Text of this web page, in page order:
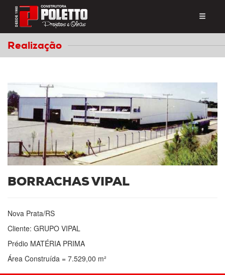
Realização
BORRACHAS VIPAL
Nova Prata/RS
Cliente: GRUPO VIPAL
Prédio MATÉRIA PRIMA
Área Construída = 7.529,00 m²